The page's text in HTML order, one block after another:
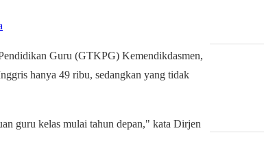
Guru (GTKPG) Kemendikdasmen,
hanya 49 ribu, sedangkan yang tidak
guru kelas mulai tahun depan," kata Dirjen